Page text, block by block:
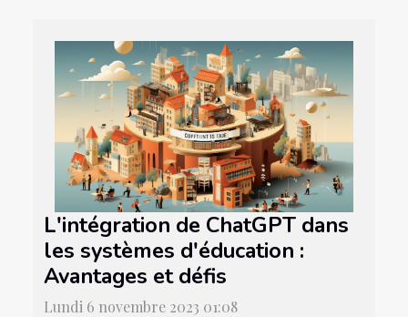
L'intégration de ChatGPT dans
les systèmes d'éducation :
Avantages et défis
Lundi 6 novembre 2023 01:08